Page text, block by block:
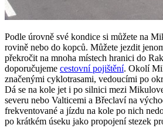
Podle úrovně své kondice si můžete na
rovině nebo do kopců. Můžete jezdit
překročit na mnoha místech hranici do
doporučujeme cestovní pojištění. Okolí
značenými cyklotrasami, vedoucími po
Dá se na kole jet i po silnici mezi
severu nebo Valticemi a Břeclaví na
frekventované a jízdu na kole po nich
po krátkém úseku jako propojení stezek